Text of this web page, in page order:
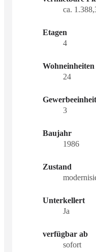
ca.
Etagen
4
Wohneinheiten
24
3
Baujahr
1986
Zustand
Unterkellert
Ja
verfügbar ab
sofort